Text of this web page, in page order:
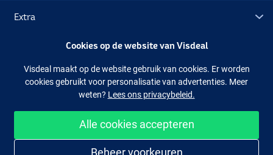
Extra
Facebook Instagram
Makkelijk en veilig shoppen
Cookies op de website van Visdeal
Visdeal maakt op de website gebruik van cookies. Er worden
cookies gebruikt voor personalisatie van advertenties. Meer
weten? Lees ons privacybeleid.
Alle cookies accepteren
Beheer voorkeuren